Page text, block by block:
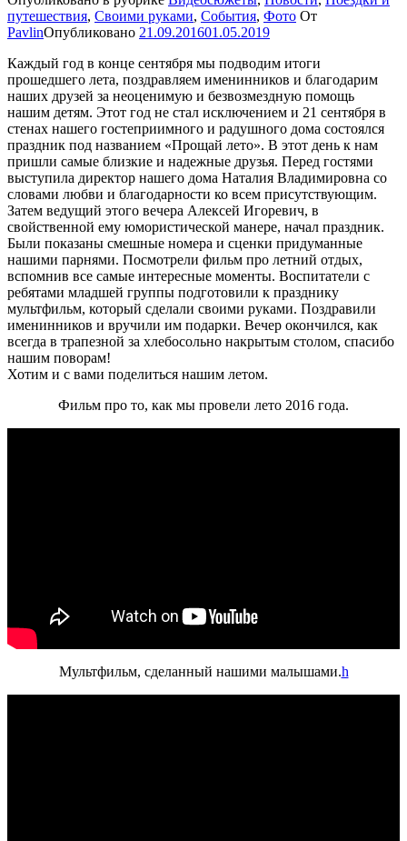
путешествия, Своими руками, События, Фото От
PavlinОпубликовано 21.09.201601.05.2019
Каждый год в конце сентября мы подводим итоги
прошедшего лета, поздравляем именинников и благодарим
наших друзей за неоценимую и безвозмездную помощь
нашим детям. Этот год не стал исключением и 21 сентября в
стенах нашего гостеприимного и радушного дома состоялся
праздник под названием «Прощай лето». В этот день к нам
пришли самые близкие и надежные друзья. Перед гостями
выступила директор нашего дома Наталия Владимировна со
словами любви и благодарности ко всем присутствующим.
Затем ведущий этого вечера Алексей Игоревич, в
свойственной ему юмористической манере, начал праздник.
Были показаны смешные номера и сценки придуманные
нашими парнями. Посмотрели фильм про летний отдых,
вспомнив все самые интересные моменты. Воспитатели с
ребятами младшей группы подготовили к празднику
мультфильм, который сделали своими руками. Поздравили
именинников и вручили им подарки. Вечер окончился, как
всегда в трапезной за хлебосольно накрытым столом, спасибо
нашим поворам!
Хотим и с вами поделиться нашим летом.
Фильм про то, как мы провели лето 2016 года.
Мультфильм, сделанный нашими малышами.h